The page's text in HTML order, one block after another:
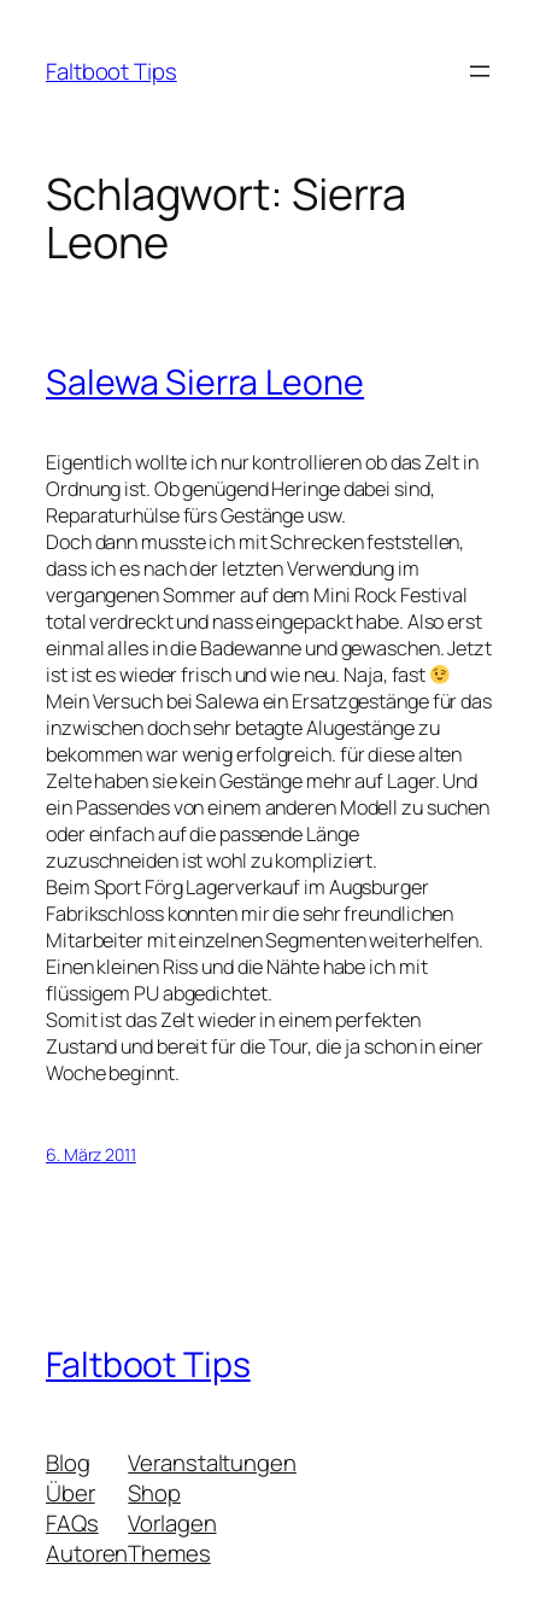
springen
Faltboot Tips
Schlagwort: Sierra
Leone
Salewa Sierra Leone
Eigentlich wollte ich nur kontrollieren ob das Zelt in
Ordnung ist. Ob genügend Heringe dabei sind,
Reparaturhülse fürs Gestänge usw.
Doch dann musste ich mit Schrecken feststellen,
dass ich es nach der letzten Verwendung im
vergangenen Sommer auf dem Mini Rock Festival
total verdreckt und nass eingepackt habe. Also erst
einmal alles in die Badewanne und gewaschen. Jetzt
ist ist es wieder frisch und wie neu. Naja, fast
Mein Versuch bei Salewa ein Ersatzgestänge für das
inzwischen doch sehr betagte Alugestänge zu
bekommen war wenig erfolgreich. für diese alten
Zelte haben sie kein Gestänge mehr auf Lager. Und
ein Passendes von einem anderen Modell zu suchen
oder einfach auf die passende Länge
zuzuschneiden ist wohl zu kompliziert.
Beim Sport Förg Lagerverkauf im Augsburger
Fabrikschloss konnten mir die sehr freundlichen
Mitarbeiter mit einzelnen Segmenten weiterhelfen.
Einen kleinen Riss und die Nähte habe ich mit
flüssigem PU abgedichtet.
Somit ist das Zelt wieder in einem perfekten
Zustand und bereit für die Tour, die ja schon in einer
Woche beginnt.
6. März 2011
Faltboot Tips
Blog
Über
FAQs
Autoren
Veranstaltungen
Shop
Vorlagen
Themes